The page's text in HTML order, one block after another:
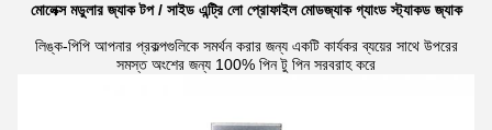
মোলেক্স মডুলার জ্যাক টপ / সাইড এন্ট্রি লো প্রোফাইল মোডজ্যাক গ্যাংড স্ট্যাকড জ্যাক
লিঙ্ক-পিপি আপনার প্রকল্পগুলিকে সমর্থন করার জন্য একটি কার্যকর ব্যয়ের সাথে উপরের
সমস্ত অংশের জন্য 100% পিন টু পিন সরবরাহ করে